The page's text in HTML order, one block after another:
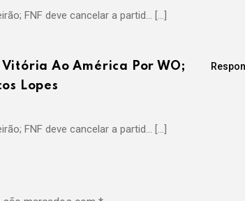
FNF deve cancelar a partid… […]
Vitória Ao América Por WO;
Lopes
FNF deve cancelar a partid… […]